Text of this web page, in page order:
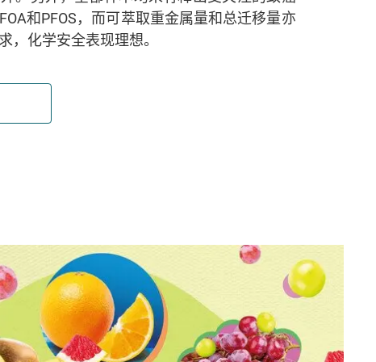
和PFOS，而可萃取重金属量和总迁移量亦
，化学安全表现理想。